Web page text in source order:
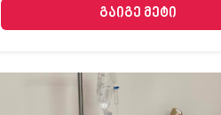
გაიგე მეტი